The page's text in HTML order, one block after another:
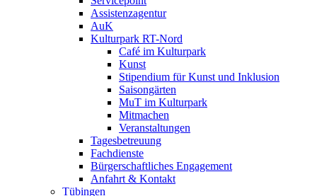
Assistenzagentur
AuK
Kulturpark RT-Nord
Café im Kulturpark
Kunst
Stipendium für Kunst und Inklusion
Saisongärten
MuT im Kulturpark
Mitmachen
Veranstaltungen
Tagesbetreuung
Fachdienste
Bürgerschaftliches Engagement
Anfahrt & Kontakt
Tübingen